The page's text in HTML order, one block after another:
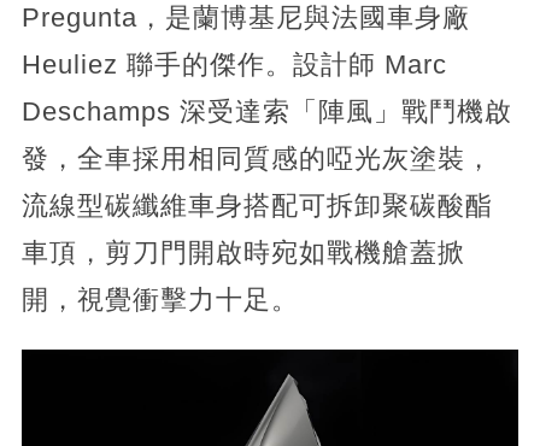
Pregunta，是蘭博基尼與法國車身廠
Heuliez 聯手的傑作。設計師 Marc
Deschamps 深受達索「陣風」戰鬥機啟
發，全車採用相同質感的啞光灰塗裝，
流線型碳纖維車身搭配可拆卸聚碳酸酯
車頂，剪刀門開啟時宛如戰機艙蓋掀
開，視覺衝擊力十足。